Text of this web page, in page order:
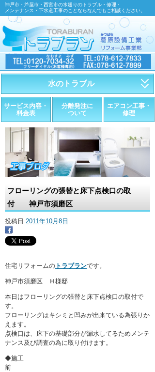
神戸市・芦屋市・西宮市の水廻りのトラブル・修理・
メンテナンス・下水道工事のことならなんでもご相談ください。
水のトラブル
・トイレが詰まったら
・トイレが漏れたら
・水道管が漏れたら
・排水が詰まったら
・水栓金具の取替え
・ここに水栓がほしい
・水廻りメンテナンス
サービス内容・
料金表
分離発注に
ついて
エアコン工事・
修理
フローリングの張替と床下点検口の取
付 神戸市須磨区
投稿日 2011年10月8日
住宅リフォームの トラブランです。
神戸市須磨区 Ｈ様邸
本日はフローリングの張替と床下点検口の取付で
す。
フローリングはキシミと凹みが出来ている為張りか
えます。
点検口は、床下の基礎部分が漏水してるためメンテ
ナンス及び調査の為に取り付けます。
◆施工
前